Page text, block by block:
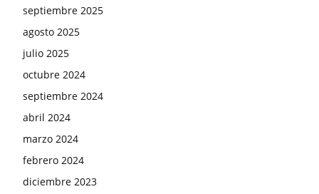
septiembre 2025
agosto 2025
julio 2025
octubre 2024
septiembre 2024
abril 2024
marzo 2024
febrero 2024
diciembre 2023